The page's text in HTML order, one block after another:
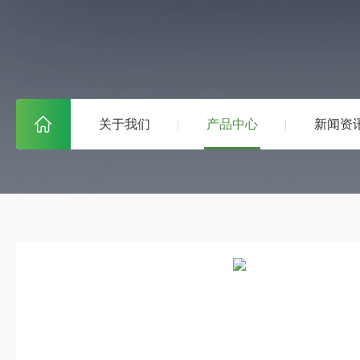
关于我们 产品中心 新闻资